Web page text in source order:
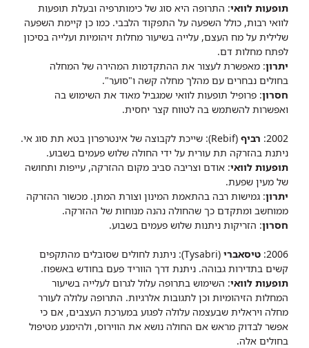
תופעות לוואי: התרופה היא סוג של כימותרפיה ובעלת תופעות
לוואי רבות, כולל השפעה על התפקוד הלבבי. כמו כן קיימת השפעה
שלילית על מח העצם, עלייה בשיעור מחלות זיהומיות ועלייה בסיכון
לפתח מחלות דם.
יתרון: מאפשרת לעצור את ההתקדמות המהירה של המחלה
בחולים נבחרים עם מהלך מחלה קשה ו"סוער".
חסרון: פרופיל תופעות לוואי שמגביל מאוד את השימוש בה
ואפשרות להשתמש בה לטווח קצר יחסית.
2002: רביף
(Rebif): שייכת לקבוצה של אינטרפרון בטא תת סוג אי.
ניתנת בהזרקה תת עורית על ידי החולה שלוש פעמים בשבוע.
תופעות לוואי: אודם וצריבה סביב מקום ההזרקה, עייפות ותחושה
של מעין שפעת.
יתרון: גמישות רבה בהתאמת המינון וצורת המתן. מכשור ההזרקה
ממוחשב ומתקדם כך שהחולה נהנה מנוחות של ההזרקה.
חסרון: הזריקות ניתנות שלוש פעמים בשבוע.
2006: טיסאברי
(Tysabri): ניתנת לחולים שסובלים מהתקפים
קשים בתדירות גבוהה. ניתנת דרך הווריד פעם בחודש באשפוז.
תופעות לוואי: השימוש בתרופה עלול לגרום לעלייה בשיעור
המחלות הזיהומיות וכן לתגובות אלרגיות. התרופה עלולה לעורר
מחלה ויראלית שבעצמה עלולה לפגוע במערכת העצבים, אם כי
אפשר לבדוק מראש אם החולה נושא את הווירוס, ולהימנע מטיפול
בחולים אלה.